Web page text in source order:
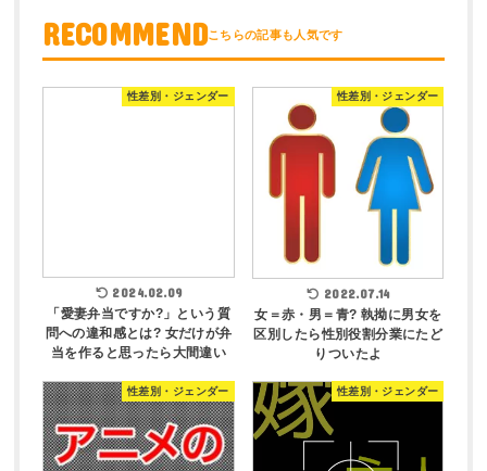
RECOMMEND
性差別・ジェンダー
2024.02.09
「愛妻弁当ですか?」という質
問への違和感とは? 女だけが弁
当を作ると思ったら大間違い
性差別・ジェンダー
2022.07.14
女＝赤・男＝青? 執拗に男女を
区別したら性別役割分業にたど
りついたよ
性差別・ジェンダー 性差別・ジェンダー